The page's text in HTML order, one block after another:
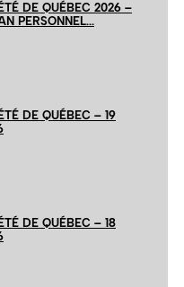
DE QUÉBEC 2026 –
PERSONNEL…
DE QUÉBEC – 19
DE QUÉBEC – 18